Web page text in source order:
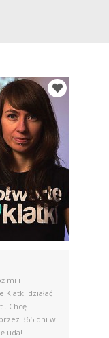
mi i
Klatki działać
. Chcę
365 dni w
uda!